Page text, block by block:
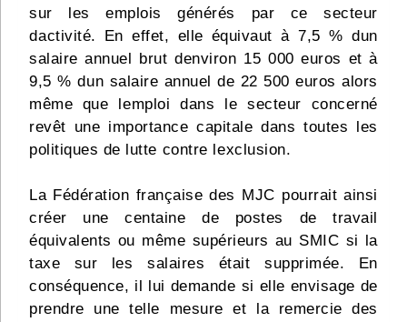
Nous contacter
sur les emplois générés par ce secteur
dactivité. En effet, elle équivaut à 7,5 % dun
salaire annuel brut denviron 15 000 euros et à
9,5 % dun salaire annuel de 22 500 euros alors
même que lemploi dans le secteur concerné
revêt une importance capitale dans toutes les
politiques de lutte contre lexclusion.
La Fédération française des MJC pourrait ainsi
créer une centaine de postes de travail
équivalents ou même supérieurs au SMIC si la
taxe sur les salaires était supprimée. En
conséquence, il lui demande si elle envisage de
prendre une telle mesure et la remercie des